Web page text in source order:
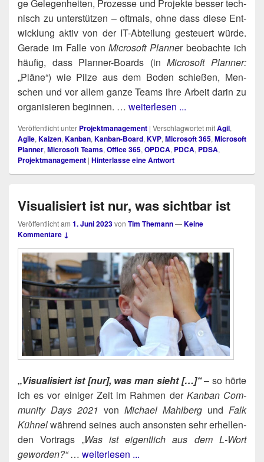
ge Gele­gen­hei­ten, Pro­zes­se und Pro­jek­te bes­ser tech­
nisch zu unter­stüt­zen – oft­mals, ohne dass die­se Ent­
wick­lung aktiv von der IT-Abtei­lung gesteu­ert wür­de.
Gera­de im Fal­le vonMicro­soft Plan­ner beob­ach­te ich
häu­fig, dass Plan­ner-Boards (inMicro­soft Plan­ner:
„Plä­ne“) wie Pil­ze aus dem Boden schie­ßen, Men­
schen und vor allem gan­ze Teams ihre Arbeit dar­in zu
orga­ni­sie­ren begin­nen. … weiterlesen ...
Veröffentlicht unter Projektmanagement | Verschlagwortet mitAgil,
Agile, Kaizen, Kanban, Kanban-Board, KVP, Microsoft 365, Microsoft
Planner, Microsoft Teams, Office 365, OPDCA, PDCA, PDSA,
Projektmanagement | Hinterlasse eine Antwort
Visualisiert ist nur, was sichtbar ist
Veröffentlicht am 1. Juni 2023von Tim Themann—Keine
Kommentare ↓
„Visua­li­siert ist [nur], was man sieht […]“– so hör­te
ich es vor eini­ger Zeit im Rah­men der Kan­ban Com­
mu­ni­ty Days 2021 von Micha­el Mahl­berg und Falk
Küh­nelwäh­rend sei­nes auch ansons­ten sehr erhel­len­
den Vor­trags „Was ist eigent­lich aus dem L‑Wort
gewor­den?“… weiterlesen ...